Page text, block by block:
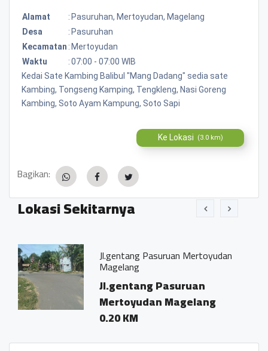
Alamat : Pasuruhan, Mertoyudan, Magelang
Desa
: Pasuruhan
Kecamatan : Mertoyudan
Waktu
:07:00 - 07:00 WIB
Kedai Sate Kambing Balibul "Mang Dadang" sedia sate
Kambing, Tongseng Kamping, Tengkleng, Nasi Goreng
Kambing, Soto Ayam Kampung, Soto Sapi
Ke Lokasi (3.0 km)
Bagikan:
Lokasi Sekitarnya
Jl.gentang Pasuruan Mertoyudan
Magelang
Jl.gentang Pasuruan
Mertoyudan Magelang